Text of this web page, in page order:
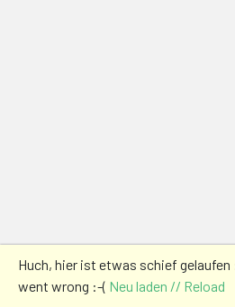
Huch, hier ist etwas schief
went wrong :-( Neu laden // Reload